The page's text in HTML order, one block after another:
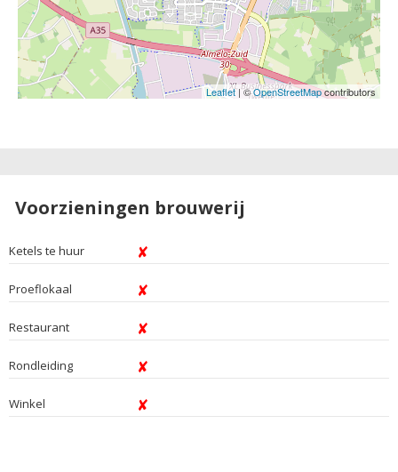
Leaflet| ©OpenStreetMapcontributors
Voorzieningen brouwerij
Ketels te huur
Proeflokaal
Restaurant
Rondleiding
Winkel